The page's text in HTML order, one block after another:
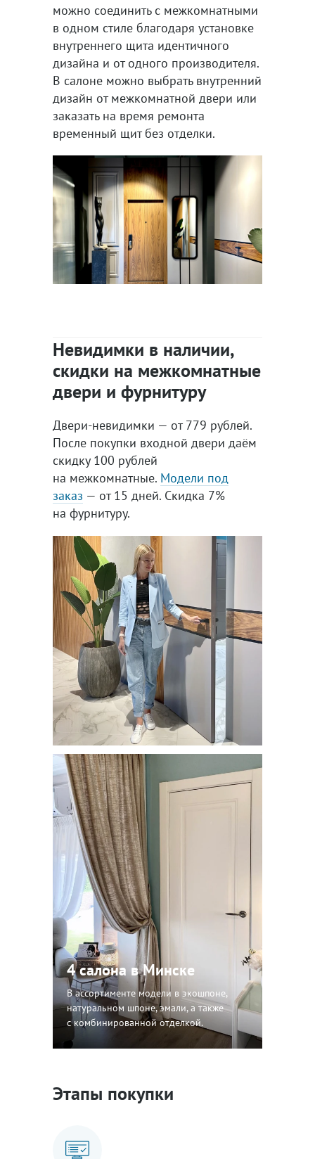
можно соединить с межкомнатными
в одном стиле благодаря установке
внутреннего щита идентичного
дизайна и от одного производителя.
В салоне можно выбрать внутренний
дизайн от межкомнатной двери или
заказать на время ремонта
временный щит без отделки.
Невидимки в наличии,
скидки на межкомнатные
двери и фурнитуру
Двери-невидимки — от 779 рублей.
После покупки входной двери даём
скидку 100 рублей
на межкомнатные. Модели под
заказ — от 15 дней. Скидка 7%
на фурнитуру.
4 салона в Минске
В ассортименте модели в экошпоне,
натуральном шпоне, эмали, а также
с комбинированной отделкой.
Этапы покупки